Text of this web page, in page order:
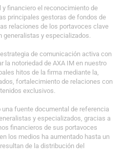
financiero el reconocimiento de
principales gestoras de fondos de
relaciones de los portavoces clave
generalistas y especializados.
de comunicación activa con
la notoriedad de AXA IM en nuestro
hitos de la firma mediante la,
fortalecimiento de relaciones con
exclusivos.
fuente documental de referencia
y especializados, gracias a
financieros de sus portavoces
los medios ha aumentado hasta un
de la distribución del